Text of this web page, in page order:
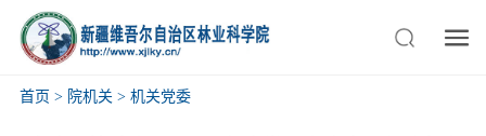
首页 > 院机关 > 机关党委